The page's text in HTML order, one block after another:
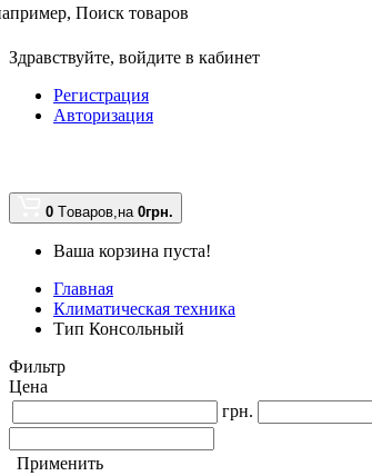
Поиск товаров
Здравствуйте, войдите в кабинет
Регистрация
Авторизация
0 Tоваров,на 0грн.
Ваша корзина пуста!
Главная
Климатическая техника
Тип Консольный
Фильтр
Цена
грн.
Применить